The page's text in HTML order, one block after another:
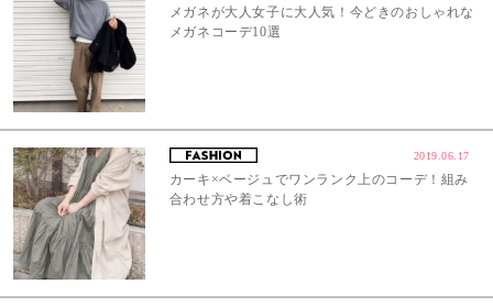
メガネが大人女子に大人気！今どきのおしゃれな
メガネコーデ10選
2019.06.17
カーキ×ベージュでワンランク上のコーデ！組み
合わせ方や着こなし術